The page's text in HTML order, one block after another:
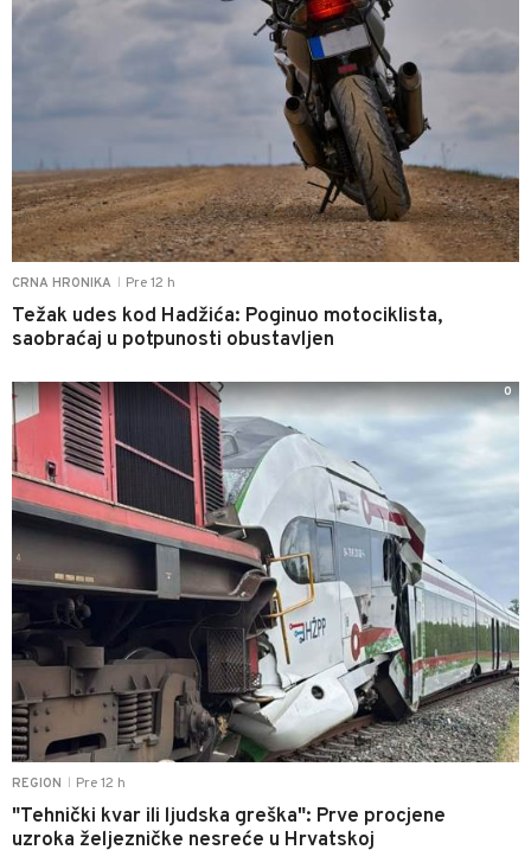
CRNA HRONIKA Pre 12 h
Težak udes kod Hadžića: Poginuo motociklista,
saobraćaj u potpunosti obustavljen
REGION Pre 12 h
"Tehnički kvar ili ljudska greška": Prve procjene
uzroka željezničke nesreće u Hrvatskoj
0